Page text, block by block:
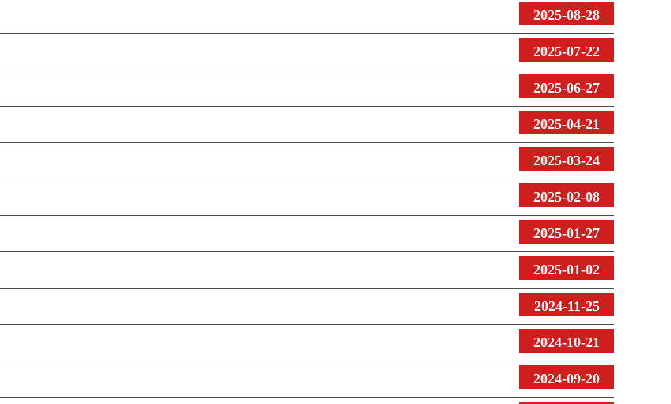
2025-08-28
2025-07-22
2025-06-27
2025-04-21
2025-03-24
2025-02-08
2025-01-27
2025-01-02
2024-11-25
2024-10-21
2024-09-20